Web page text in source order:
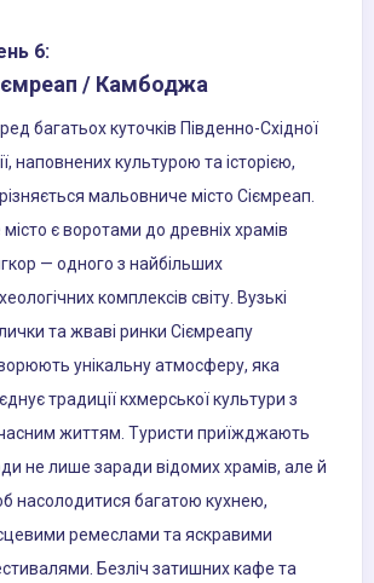
6:
/ Камбоджа
багатьох куточків Південно-Східної
наповнених культурою та історією,
мальовниче місто Сіємреап.
місто є воротами до древніх храмів
— одного з найбільших
комплексів світу. Вузькі
та жваві ринки Сіємреапу
унікальну атмосферу, яка
традиції кхмерської культури з
життям. Туристи приїжджають
не лише заради відомих храмів, але й
насолодитися багатою кухнею,
ремеслами та яскравими
Безліч затишних кафе та